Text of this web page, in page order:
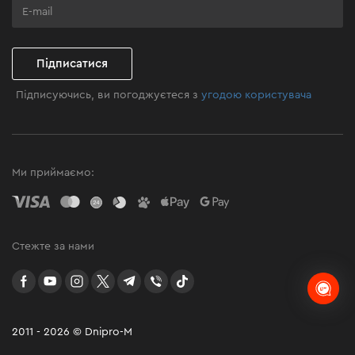
Клуб майстерності
Підписатися
Підписуючись, ви погоджуєтеся зугодою користувача
2011 - 2026 © Dnipro-M
Ми приймаємо:
Стежте за нами
facebookyoutubeinstagramtwittertelegram
Viber TikTok